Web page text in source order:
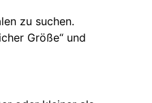
zu suchen.
Größe“ und